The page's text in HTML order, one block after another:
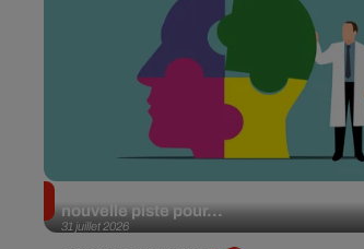
31 juillet 2026
nouvelle piste pour...